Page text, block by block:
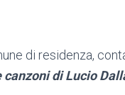
di residenza,
di Lucio